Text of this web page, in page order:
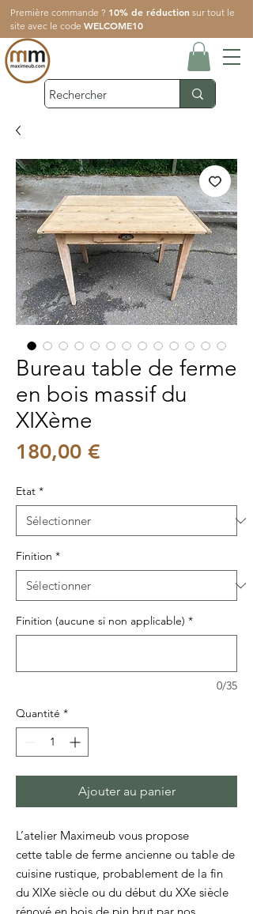
Première commande ? 10% de réduction sur tout le
site avec le code WELCOME10
Bureau table de ferme
en bois massif du
XIXème
180,00 €
Etat *
Finition *
Finition (aucune si non applicable) *
0/35
Quantité *
Ajouter au panier
L’atelier Maximeub vous propose
cette table de ferme ancienne ou table de
cuisine rustique, probablement de la fin
du XIXe siècle ou du début du XXe siècle